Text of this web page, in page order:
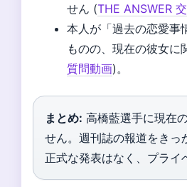
せん (THE ANSWER
本人が「過去の恋愛事
ものの、現在の彼女
質問動画)。
まとめ: 高橋藍選手に現在
せん。週刊誌の報道をきっ
正式な発表はなく、プラ